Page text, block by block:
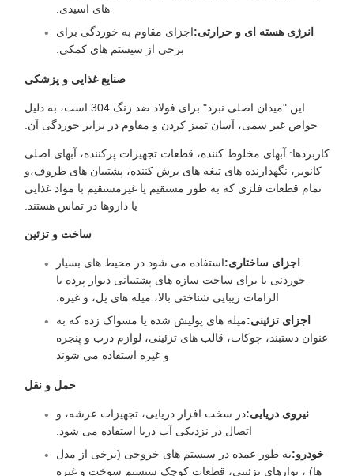
های اسیدی.
انرژی هسته ای و حرارتی: اجزای مقاوم به خوردگی برای
برخی از سیستم های کمکی.
صنایع غذایی و پزشکی
این "میدان اصلی نبرد" برای فولاد ضد زنگ 304 است، به دلیل
خواص غیر سمی، آسان تمیز کردن و مقاوم در برابر خوردگی آن.
کاربردها: آبهای مخلوط کننده، قطعات تجهیزات پرکننده، آبهای اصلی
کانویر، نگهدارنده های تیغه های برش کننده، پشتیبان های ظروف،و
تمام قطعات فلزی که به طور مستقیم یا غیرمستقیم با مواد غذایی
یا داروها در تماس هستند.
ساخت و تزئین
اجزای ساختاری:استفاده می شود در محیط های بسیار
خوردنی یا برای ساخت سازه های پشتیبانی دیوار پرده با
الزامات زیبایی شناختی بالا، میله های پل، و غیره.
اجزای تزئینی: میله های پولیش شده یا مسواک زده که به
عنوان دستبند، چوکات، قالب های تزئینی، لوازم درب و پنجره
و غیره استفاده می شوند
حمل و نقل
نیروی دریایی: در سخت افزار دریایی، تجهیزات عرشه، و
اتصال در نزدیکی آب دریا استفاده می شود.
خودرو:به طور عمده در سیستم های خروجی (برخی از مدل
ها) ، نوارهای تزئینی، قطعات کوچک سیستم سوخت و غیره